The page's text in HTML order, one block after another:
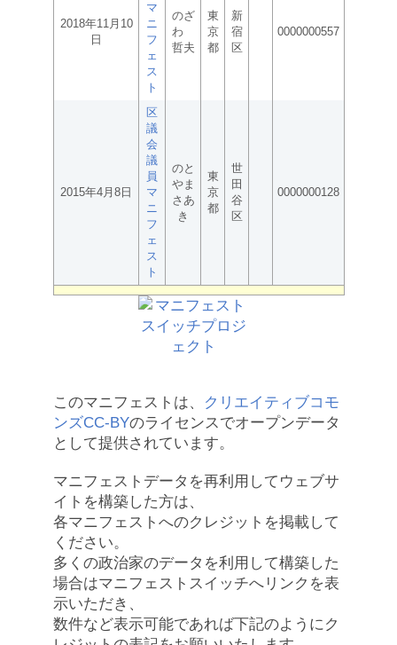
2018年11月10
日
マ
ニ
フ
ェ
ス
ト
のざ
わ
哲夫
東
京
都
新
宿
区
0000000557
2015年4月8日
区
議
会
議
員
マ
ニ
フ
ェ
ス
ト
のと
やま
さあ
き
東
京
都
世
田
谷
区
0000000128
このマニフェストは、
クリエイティブコモ
ンズCC-BYのライセンスでオープンデータ
として提供されています。
マニフェストデータを再利用してウェブサ
イトを構築した方は、
各マニフェストへのクレジットを掲載して
ください。
多くの政治家のデータを利用して構築した
場合はマニフェストスイッチへリンクを表
示いただき、
数件など表示可能であれば下記のようにク